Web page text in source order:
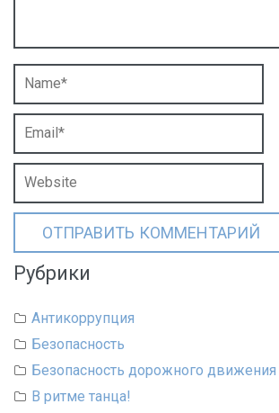
Рубрики
Антикоррупция
Безопасность
Безопасность дорожного движения
В ритме танца!